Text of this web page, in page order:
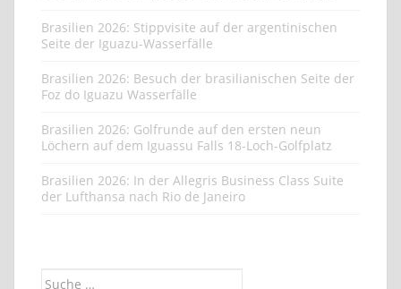
Brasilien 2026: Stippvisite auf der argentinischen
Seite der Iguazu-Wasserfälle
Brasilien 2026: Besuch der brasilianischen Seite der
Foz do Iguazu Wasserfälle
Brasilien 2026: Golfrunde auf den ersten neun
Löchern auf dem Iguassu Falls 18-Loch-Golfplatz
Brasilien 2026: In der Allegris Business Class Suite
der Lufthansa nach Rio de Janeiro